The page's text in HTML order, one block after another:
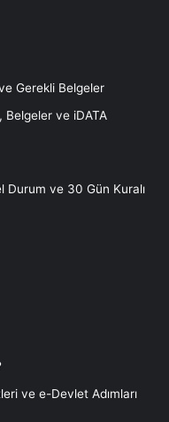
Gerekli Belgeler
ve iDATA
Durum ve 30 Gün Kuralı
ve e-Devlet Adımları